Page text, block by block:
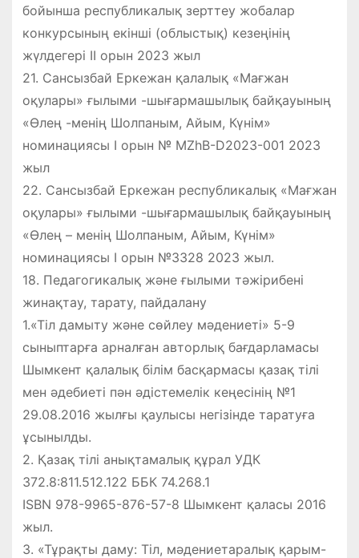
бойынша республикалық зерттеу жобалар
конкурсының екінші (облыстық) кезеңінің
жүлдегері ІІ орын 2023 жыл
21. Сансызбай Еркежан қалалық «Мағжан
оқулары» ғылыми -шығармашылық байқауының
«Өлең -менің Шолпаным, Айым, Күнім»
номинациясы І орын № MZhB-D2023-001 2023
жыл
22. Сансызбай Еркежан республикалық «Мағжан
оқулары» ғылыми -шығармашылық байқауының
«Өлең – менің Шолпаным, Айым, Күнім»
номинациясы І орын №3328 2023 жыл.
18. Педагогикалық және ғылыми тәжірибені
жинақтау, тарату, пайдалану
1.«Тіл дамыту және сөйлеу мәдениеті» 5-9
сыныптарға арналған авторлық бағдарламасы
Шымкент қалалық білім басқармасы қазақ тілі
мен әдебиеті пән әдістемелік кеңесінің №1
29.08.2016 жылғы қаулысы негізінде таратуға
ұсынылды.
2. Қазақ тілі анықтамалық құрал УДК
372.8:811.512.122 ББК 74.268.1
ISBN 978-9965-876-57-8 Шымкент қаласы 2016
жыл.
3. «Тұрақты даму: Тіл, мәдениетаралық қарым-